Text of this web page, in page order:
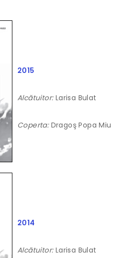
2015
Alcătuitor: Larisa Bulat
Coperta: Dragoş Popa Miu
2014
Alcătuitor: Larisa Bulat